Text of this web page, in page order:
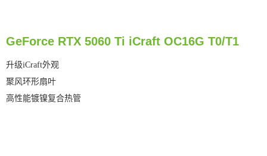
GeForce RTX 5060 Ti iCraft OC16G T0/T1
升级iCraft外观
聚风环形扇叶
高性能镀镍复合热管